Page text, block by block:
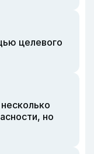
целевого
но